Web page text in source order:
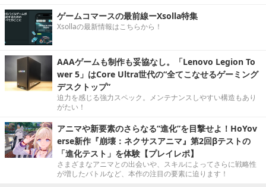
ゲームコマースの最前線ーXsolla特集
Xsollaの最新情報はこちらから！
AAAゲームも制作も妥協なし。「Lenovo Legion To
wer 5」はCore Ultra世代の“全てこなせるゲーミング
デスクトップ”
迫力を感じる強力スペック。メンテナンスしやすい構造もあり
がたい！
アニマや新要素のさらなる“進化”を目撃せよ！HoYov
erse新作『崩壊：ネクサスアニマ』第2回βテストの
「進化テスト」を体験【プレイレポ】
さまざまなアニマとの出会いや、スキルによってさらに戦略性
が増したバトルなど、本作の注目の要素に迫ります！